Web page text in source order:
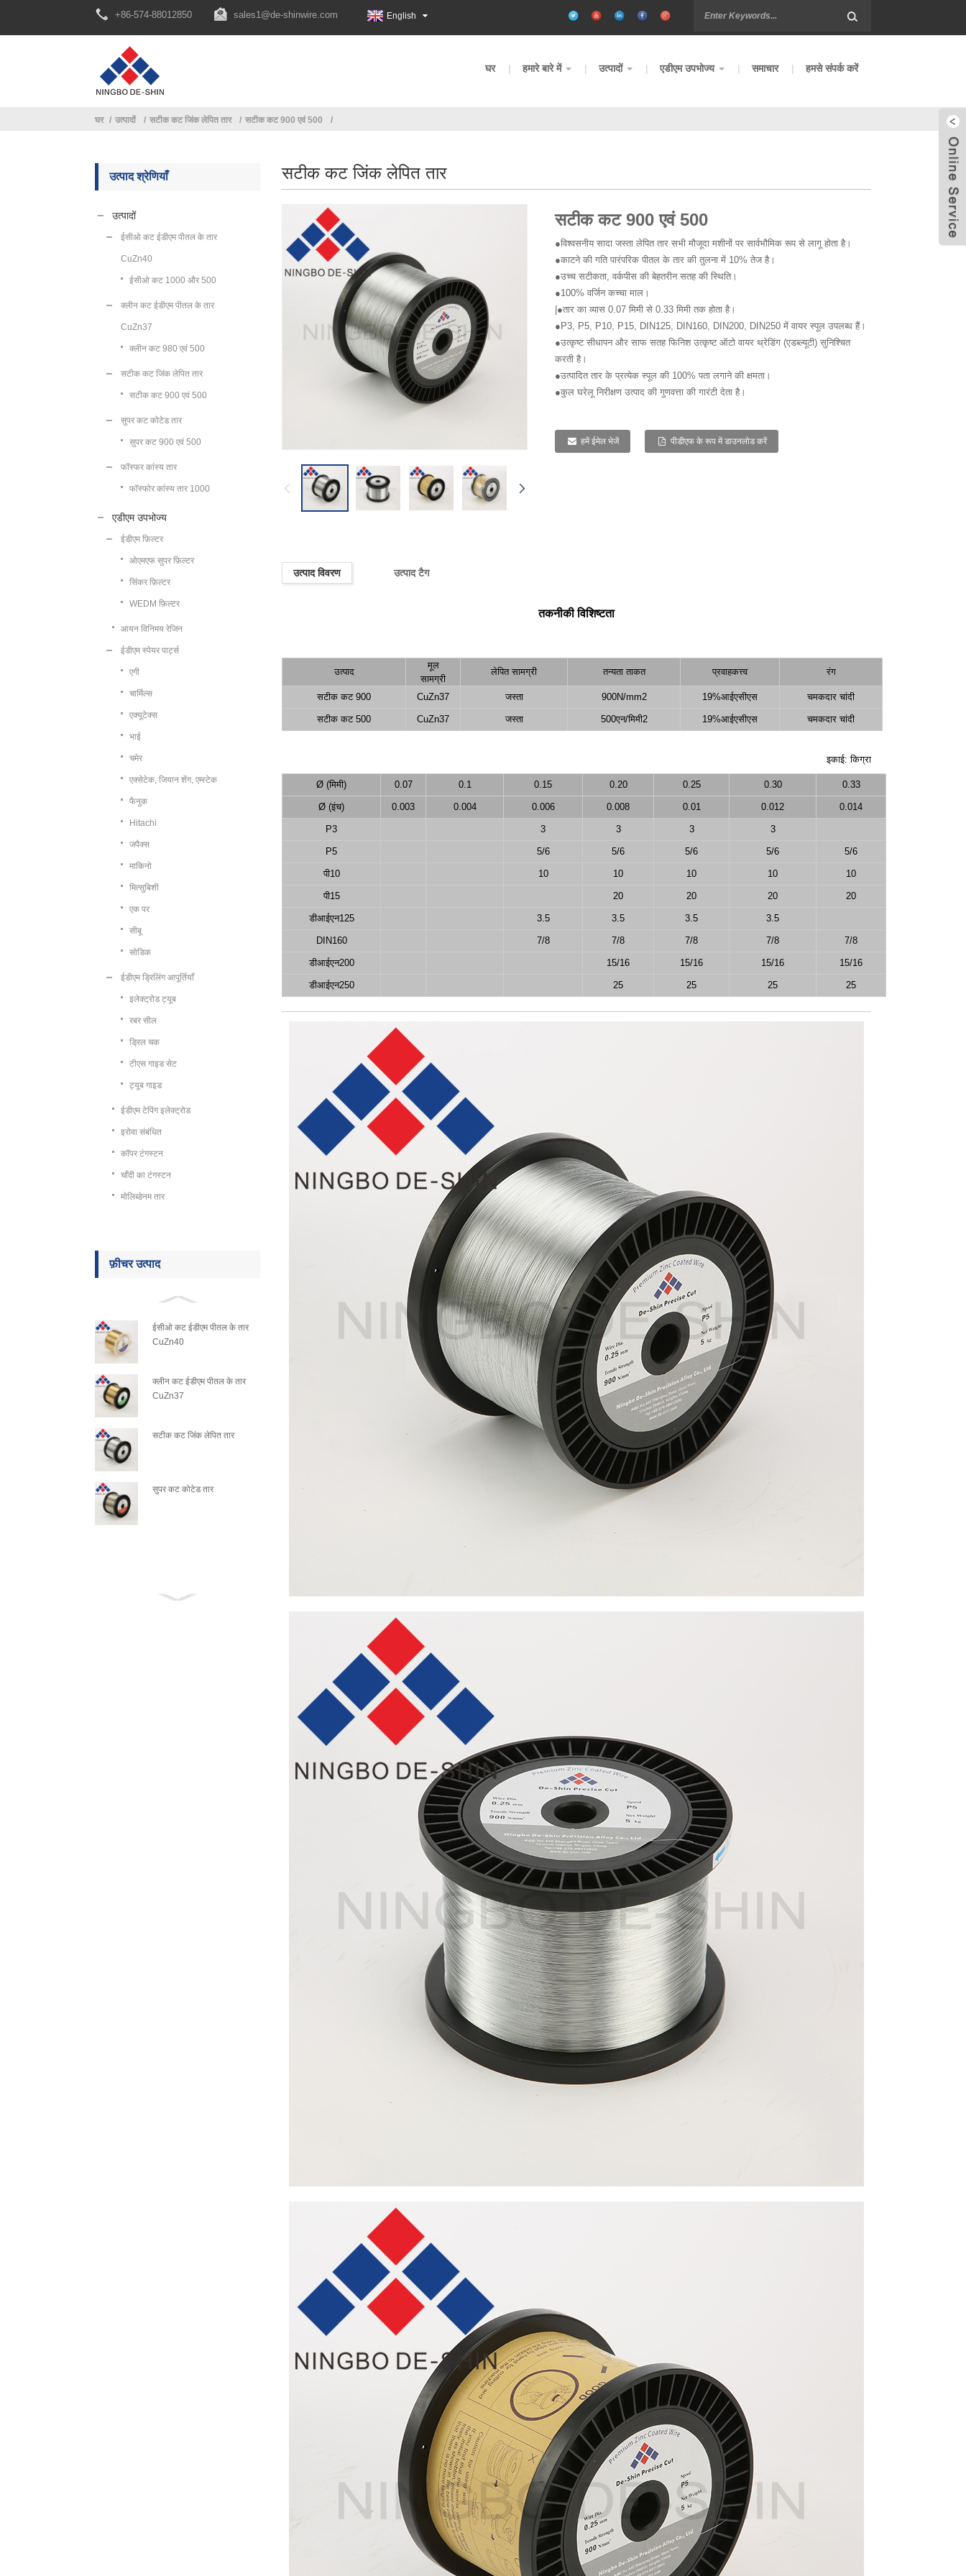
+86-574-88012850 sales1@de-shinwire.com English
घर हमारे बारे में उत्पादों एडीएम उपभोज्य समाचार हमसे संपर्क करें
घर उत्पादों सटीक कट जिंक लेपित तार सटीक कट 900 एवं 500
उत्पाद श्रेणियाँ
उत्पादों
ईसीओ कट ईडीएम पीतल के तार
CuZn40
ईसीओ कट 1000 और 500
क्लीन कट ईडीएम पीतल के तार
CuZn37
क्लीन कट 980 एवं 500
सटीक कट जिंक लेपित तार
सटीक कट 900 एवं 500
सुपर कट कोटेड तार
सुपर कट 900 एवं 500
फॉस्फर कांस्य तार
फॉस्फोर कांस्य तार 1000
एडीएम उपभोज्य
ईडीएम फ़िल्टर
ओएमएफ सुपर फ़िल्टर
सिंकर फ़िल्टर
WEDM फ़िल्टर
आयन विनिमय रेजिन
ईडीएम स्पेयर पार्ट्स
एगी
चार्मिल्स
एक्यूटेक्स
भाई
चमेर
एक्सेटेक, जियान शेंग, एम्स्टेक
फैनुक
Hitachi
जपैक्स
माकिनो
मित्सुबिशी
एक पर
सीबू
सोडिक
ईडीएम ड्रिलिंग आपूर्तियाँ
इलेक्ट्रोड ट्यूब
रबर सील
ड्रिल चक
टीएस गाइड सेट
ट्यूब गाइड
ईडीएम टेपिंग इलेक्ट्रोड
इरोवा संबंधित
कॉपर टंगस्टन
चाँदी का टंगस्टन
मोलिब्डेनम तार
फ़ीचर उत्पाद
ईसीओ कट ईडीएम पीतल के तार
CuZn40
क्लीन कट ईडीएम पीतल के तार
CuZn37
सटीक कट जिंक लेपित तार
सुपर कट कोटेड तार
सटीक कट जिंक लेपित तार
सटीक कट 900 एवं 500
●विश्वसनीय सादा जस्ता लेपित तार सभी मौजूदा मशीनों पर सार्वभौमिक रूप से लागू होता है।
●काटने की गति पारंपरिक पीतल के तार की तुलना में 10% तेज है।
●उच्च सटीकता, वर्कपीस की बेहतरीन सतह की स्थिति।
●100% वर्जिन कच्चा माल।
|●तार का व्यास 0.07 मिमी से 0.33 मिमी तक होता है।
●P3, P5, P10, P15, DIN125, DIN160, DIN200, DIN250 में वायर स्पूल उपलब्ध हैं।
●उत्कृष्ट सीधापन और साफ सतह फिनिश उत्कृष्ट ऑटो वायर थ्रेडिंग (एडब्ल्यूटी) सुनिश्चित
करती है।
●उत्पादित तार के प्रत्येक स्पूल की 100% पता लगाने की क्षमता।
●कुल घरेलू निरीक्षण उत्पाद की गुणवत्ता की गारंटी देता है।
हमें ईमेल भेजें पीडीएफ के रूप में डाउनलोड करें
उत्पाद विवरण उत्पाद टैग
तकनीकी विशिष्टता
उत्पाद
मूल
सामग्री
लेपित सामग्री तन्यता ताकत प्रवाहकत्त्व रंग
सटीक कट 900 CuZn37 जस्ता 900N/mm2 19%आईएसीएस चमकदार चांदी
सटीक कट 500 CuZn37 जस्ता 500एन/मिमी2 19%आईएसीएस चमकदार चांदी
इकाई: किग्रा
Ø (मिमी) 0.07 0.1 0.15 0.20 0.25 0.30 0.33
Ø (इंच) 0.003 0.004 0.006 0.008 0.01 0.012 0.014
P3 3 3 3 3
P5 5/6 5/6 5/6 5/6 5/6
पी10 10 10 10 10 10
पी15 20 20 20 20
डीआईएन125 3.5 3.5 3.5 3.5
DIN160 7/8 7/8 7/8 7/8 7/8
डीआईएन200 15/16 15/16 15/16 15/16
डीआईएन250 25 25 25 25